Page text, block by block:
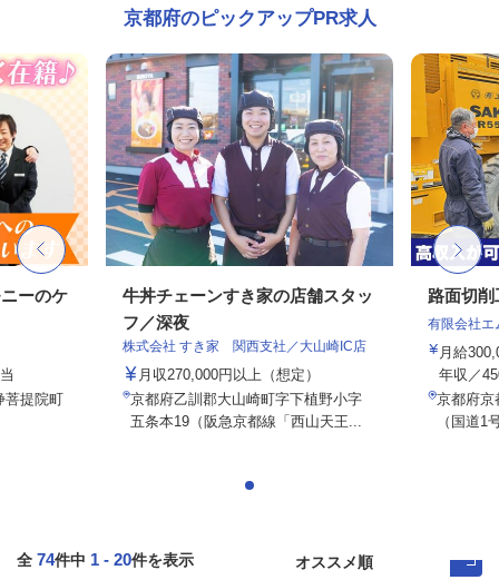
京都府のピックアップPR求人
ーのケ
菩提院町
牛丼チェーンすき家の店舗スタッ
フ／深夜
株式会社 すき家 関西支社／大山崎IC店
月収270,000円以上（想定）
京都府乙訓郡大山崎町字下植野小字
五条本19（阪急京都線「西山天王...
路面切
有限会社エ
月給
年収／
京都府京
（国道1
全 74件中 1 - 20件を表示